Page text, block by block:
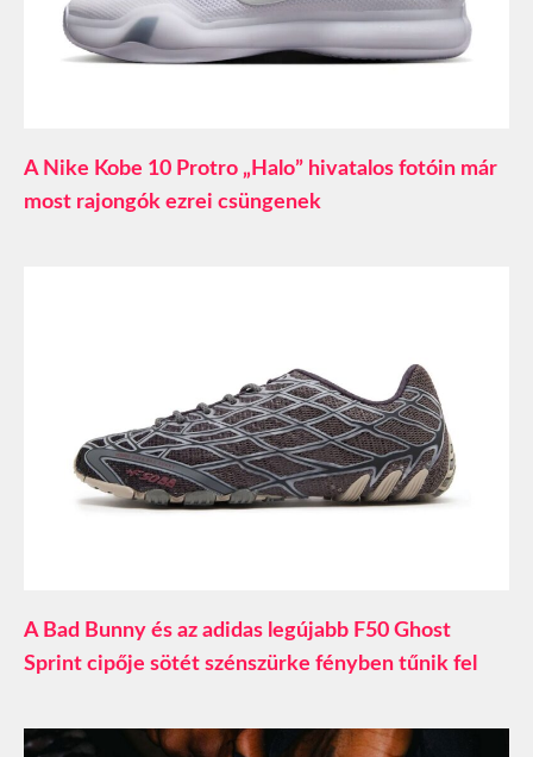
A Nike Kobe 10 Protro „Halo” hivatalos fotóin már
most rajongók ezrei csüngenek
A Bad Bunny és az adidas legújabb F50 Ghost
Sprint cipője sötét szénszürke fényben tűnik fel